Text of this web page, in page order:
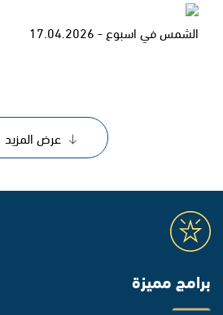
الشمس في اسبوع - 17.04.2026
عرض المزيد
برامج مميزة